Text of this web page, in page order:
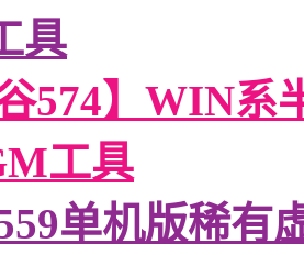
具
谷574】WIN
工具
单机版稀有